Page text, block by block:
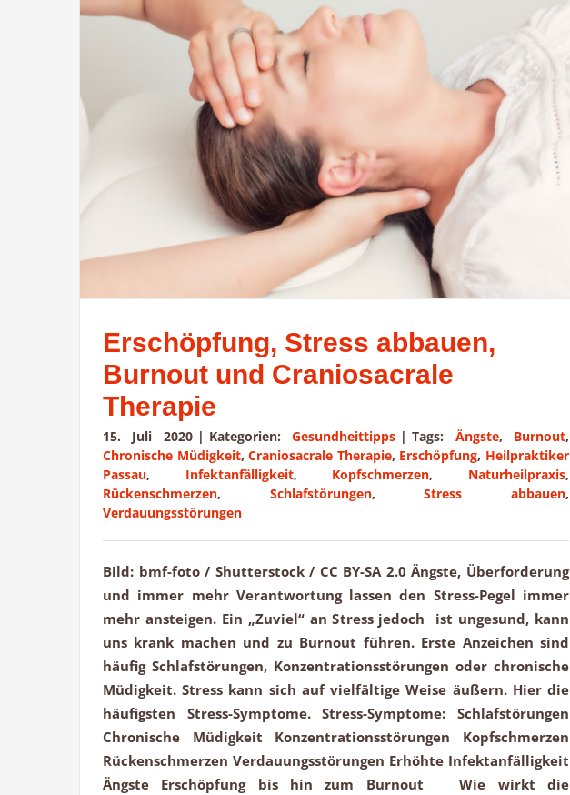
Erschöpfung, Stress abbauen,
Burnout und Craniosacrale
Therapie
15. Juli 2020 | Kategorien:Gesundheittipps | Tags: Ängste, Burnout,
Chronische Müdigkeit,Craniosacrale Therapie, Erschöpfung, Heilpraktiker
Passau, Infektanfälligkeit, Kopfschmerzen, Naturheilpraxis,
Rückenschmerzen, Schlafstörungen,Stress abbauen,
Verdauungsstörungen
Bild: bmf-foto / Shutterstock / CC BY-SA 2.0 Ängste, Überforderung
und immer mehr Verantwortung lassen den Stress-Pegel immer
mehr ansteigen. Ein „Zuviel“ an Stress jedoch ist ungesund, kann
uns krank machen und zu Burnout führen. Erste Anzeichen sind
häufig Schlafstörungen, Konzentrationsstörungen oder chronische
Müdigkeit. Stress kann sich auf vielfältige Weise äußern. Hier die
häufigsten Stress-Symptome. Stress-Symptome: Schlafstörungen
Chronische Müdigkeit Konzentrationsstörungen Kopfschmerzen
Rückenschmerzen Verdauungsstörungen Erhöhte Infektanfälligkeit
Ängste Erschöpfung bis hin zum Burnout Wie wirkt die